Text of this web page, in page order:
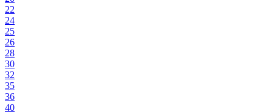
22
24
25
26
28
30
32
35
36
40